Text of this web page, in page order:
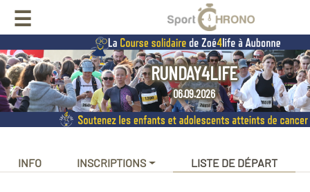
☰
RUNDAY4LIFE
06.09.2026
INFO INSCRIPTIONS LISTE DE DÉPART